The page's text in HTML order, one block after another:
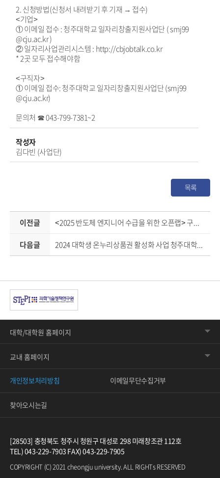
2. 신청방법(신청서 내려받기 후 기재 → 접수)
<기업>
① 이메일 접수 : 청주대학교 일자리창출지원사업단 ( smj99
@cju.ac.kr )
② 일자리사업관리시스템 : http://cbjobtalk.co.kr
* 2곳 모두 접수해야함
<구직자>
① 이메일 접수: 청주대학교 일자리창출지원사업단 (smj99
@cju.ac.kr)
문의처 ☎ 043-799-7381~2
작성자
김다빈 (사업단)
목록
이전글 <2025 반도체 엔지니어 수급을 위한 오픈랩> 구직자(졸업 예정자)모집 및 신청 안내
다음글 2024 대학생 온누리상품권 활성화 사업 청주대학교 카드형 온누리상품권 공모전 개최
대학/대학원 홈페이지
교내 홈페이지
개인정보처리방침 이메일무단수집거부
찾아오시는길
[28503] 충청북도 청주시 청원구 대성로 298 미래창조관 112호
TEL) 043-229-7903 FAX) 043-229-7905
COPYRIGHT (C) 2021 cheongju university. ALL RIGHTs RESERVED